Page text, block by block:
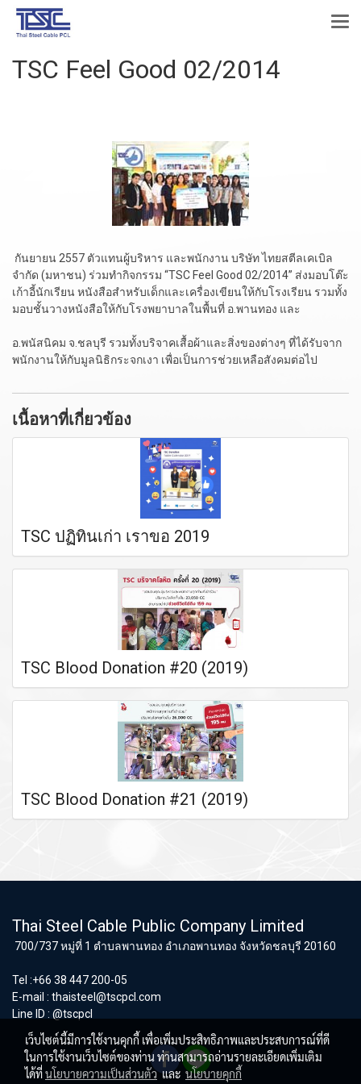
TSC Feel Good 02/2014
กันยายน 2557 ตัวแทนผู้บริหาร และพนักงาน บริษัท ไทยสตีลเคเบิล
จำกัด (มหาชน) ร่วมทำกิจกรรม “TSC Feel Good 02/2014” ส่งมอบโต๊ะ
เก้าอี้นักเรียน หนังสือสำหรับเด็กและเครื่องเขียนให้กับโรงเรียน รวมทั้ง
มอบชั้นวางหนังสือให้กับโรงพยาบาลในพื้นที่ อ.พานทอง และ
อ.พนัสนิคม จ.ชลบุรี รวมทั้งบริจาคเสื้อผ้าและสิ่งของต่างๆ ที่ได้รับจาก
พนักงานให้กับมูลนิธิกระจกเงา เพื่อเป็นการช่วยเหลือสังคมต่อไป
เนื้อหาที่เกี่ยวข้อง
TSC ปฏิทินเก่า เราขอ 2019
TSC Blood Donation #20 (2019)
TSC Blood Donation #21 (2019)
Thai Steel Cable Public Company Limited
700/737 หมู่ที่ 1 ตำบลพานทอง อำเภอพานทอง จังหวัดชลบุรี 20160
Tel :+66 38 447 200-05
E-mail : thaisteel@tscpcl.com
Line ID : @tscpcl
เว็บไซต์นี้มีการใช้งานคุกกี้ เพื่อเพิ่มประสิทธิภาพและประสบการณ์ที่ดี
ในการใช้งานเว็บไซต์ของท่าน ท่านสามารถอ่านรายละเอียดเพิ่มเติม
ได้ที่นโยบายความเป็นส่วนตัวและ นโยบายคุกกี้